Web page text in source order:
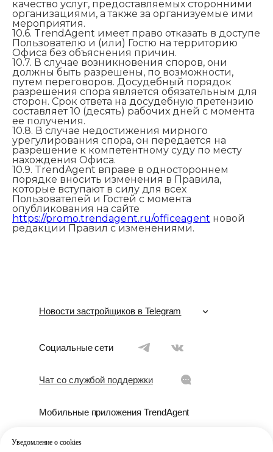
качество услуг, предоставляемых сторонними
организациями, а также за организуемые ими
мероприятия.
10.6. TrendAgent имеет право отказать в доступе
Пользователю и (или) Гостю на территорию
Офиса без объяснения причин.
10.7. В случае возникновения споров, они
должны быть разрешены, по возможности,
путем переговоров. Досудебный порядок
разрешения спора является обязательным для
сторон. Срок ответа на досудебную претензию
составляет 10 (десять) рабочих дней с момента
ее получения.
10.8. В случае недостижения мирного
урегулирования спора, он передается на
разрешение к компетентному суду по месту
нахождения Офиса.
10.9. TrendAgent вправе в одностороннем
порядке вносить изменения в Правила,
которые вступают в силу для всех
Пользователей и Гостей с момента
опубликования на сайте
https://promo.trendagent.ru/officeagent новой
редакции Правил с изменениями.
Новости застройщиков в Telegram
Крым
Сочи
Sochi
Crimea
Чат со службой поддержки
Мобильные приложения TrendAgent
Социальные сети
Уведомление о cookies